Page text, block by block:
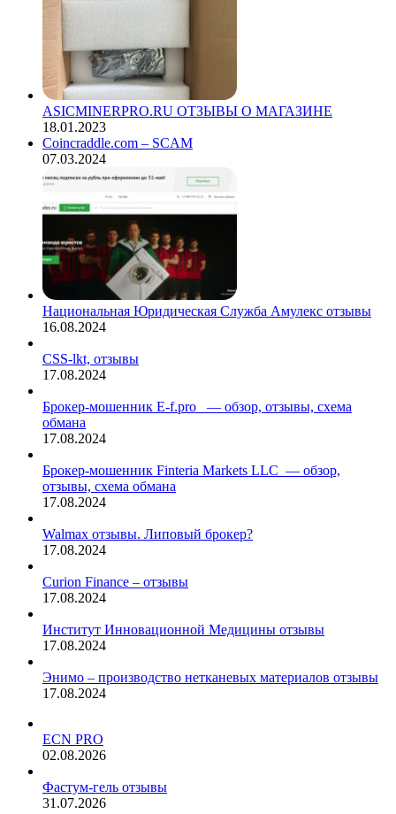
ASICMINERPRO.RU ОТЗЫВЫ О МАГАЗИНЕ
18.01.2023
Coincraddle.com – SCAM
07.03.2024
Национальная Юридическая Служба Амулекс отзывы
16.08.2024
CSS-lkt, отзывы
17.08.2024
Брокер-мошенник E-f.pro — обзор, отзывы, схема
обмана
17.08.2024
Брокер-мошенник Finteria Markets LLC — обзор,
отзывы, схема обмана
17.08.2024
Walmax отзывы. Липовый брокер?
17.08.2024
Curion Finance – отзывы
17.08.2024
Институт Инновационной Медицины отзывы
17.08.2024
Энимо – производство нетканевых материалов отзывы
17.08.2024
ECN PRO
02.08.2026
Фастум-гель отзывы
31.07.2026